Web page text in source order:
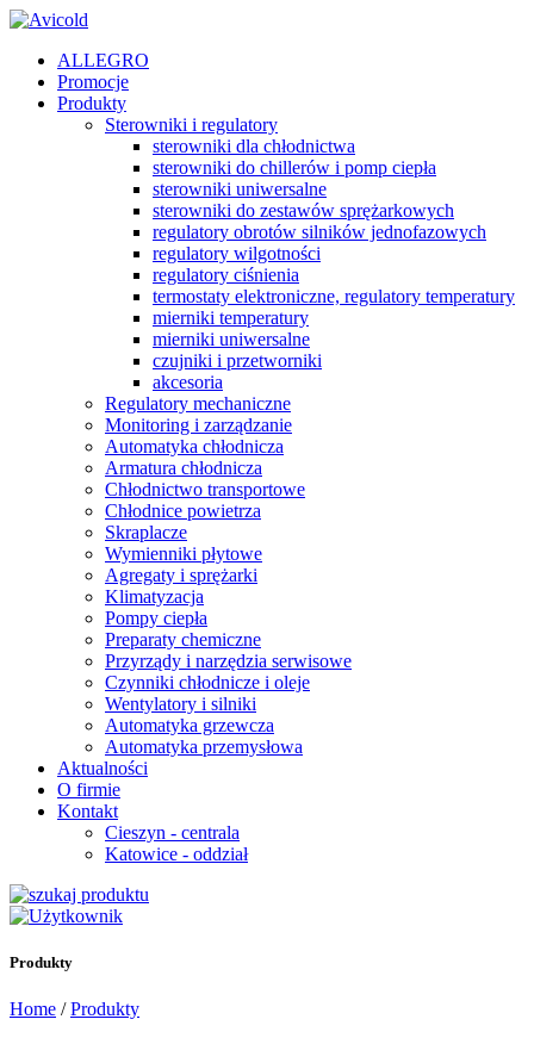
ALLEGRO
Promocje
Produkty
Sterowniki i regulatory
sterowniki dla chłodnictwa
sterowniki do chillerów i pomp ciepła
sterowniki uniwersalne
sterowniki do zestawów sprężarkowych
regulatory obrotów silników jednofazowych
regulatory wilgotności
regulatory ciśnienia
termostaty elektroniczne, regulatory temperatury
mierniki temperatury
mierniki uniwersalne
czujniki i przetworniki
akcesoria
Regulatory mechaniczne
Monitoring i zarządzanie
Automatyka chłodnicza
Armatura chłodnicza
Chłodnictwo transportowe
Chłodnice powietrza
Skraplacze
Wymienniki płytowe
Agregaty i sprężarki
Klimatyzacja
Pompy ciepła
Preparaty chemiczne
Przyrządy i narzędzia serwisowe
Czynniki chłodnicze i oleje
Wentylatory i silniki
Automatyka grzewcza
Automatyka przemysłowa
Aktualności
O firmie
Kontakt
Cieszyn - centrala
Katowice - oddział
Produkty
Home /Produkty